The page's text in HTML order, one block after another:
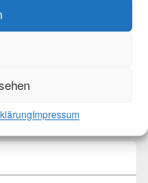
Impressum